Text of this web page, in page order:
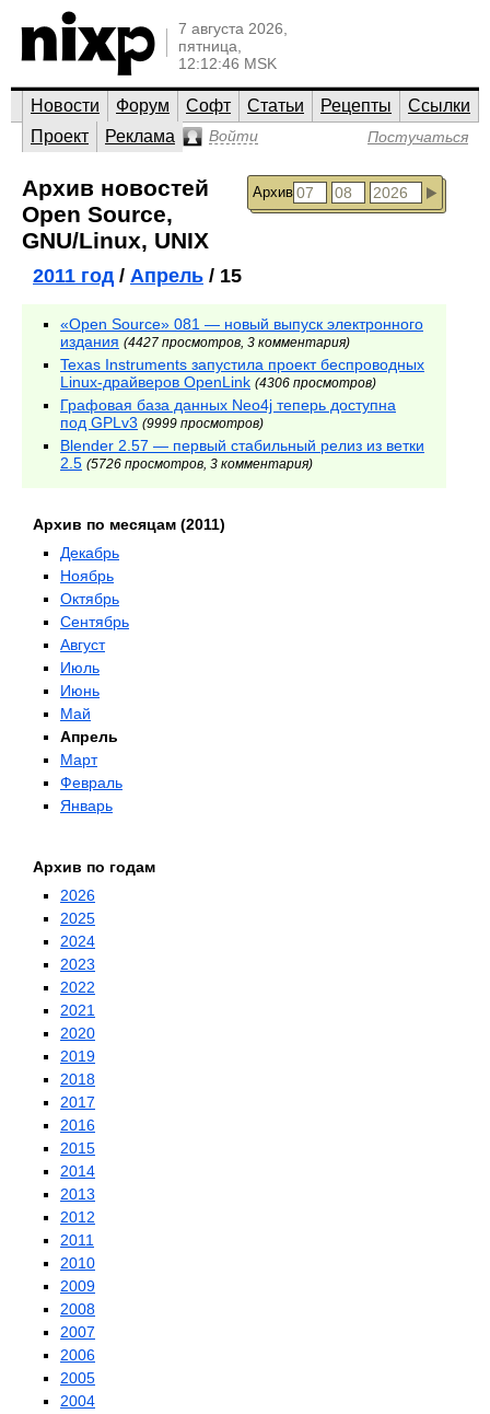
7 августа 2026,
пятница,
12:12:46 MSK
Новости Форум Софт Статьи Рецепты
Ссылки
Проект
Реклама Войти Постучаться
Архив
Архив новостей
Open Source,
GNU/Linux, UNIX
2011 год/ Апрель / 15
«Open Source» 081 — новый выпуск электронного
издания (4427 просмотров, 3 комментария)
Texas Instruments запустила проект беспроводных
Linux-драйверов OpenLink (4306 просмотров)
Графовая база данных Neo4j теперь доступна
под GPLv3 (9999 просмотров)
Blender 2.57 — первый стабильный релиз из ветки
2.5 (5726 просмотров, 3 комментария)
Архив по месяцам (2011)
Декабрь
Ноябрь
Октябрь
Сентябрь
Август
Июль
Июнь
Май
Апрель
Март
Февраль
Январь
Архив по годам
2026
2025
2024
2023
2022
2021
2020
2019
2018
2017
2016
2015
2014
2013
2012
2011
2010
2009
2008
2007
2006
2005
2004